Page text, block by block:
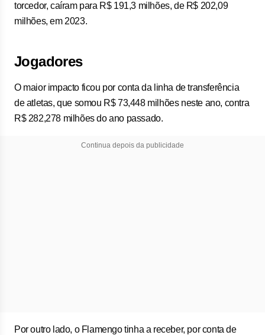
torcedor, caíram para R$ 191,3 milhões, de R$ 202,09
milhões, em 2023.
Jogadores
O maior impacto ficou por conta da linha de transferência
de atletas, que somou R$ 73,448 milhões neste ano, contra
R$ 282,278 milhões do ano passado.
Continua depois da publicidade
Por outro lado, o Flamengo tinha a receber, por conta de